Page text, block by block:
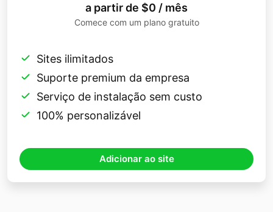
a partir de $0 / mês
Comece com um plano gratuito
Sites ilimitados
Suporte premium da empresa
Serviço de instalação sem custo
100% personalizável
Adicionar ao site